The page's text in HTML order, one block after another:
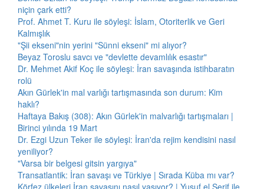
niçin çark etti?
Prof. Ahmet T. Kuru ile söyleşi: İslam, Otoriterlik ve Geri
Kalmışlık
"Şii ekseni"nin yerini "Sünni ekseni" mi alıyor?
Beyaz Toroslu savcı ve "devlette devamlılık esastır"
Dr. Mehmet Akif Koç ile söyleşi: İran savaşında istihbaratın
rolü
Akın Gürlek'in mal varlığı tartışmasında son durum: Kim
haklı?
Haftaya Bakış (308): Akın Gürlek'in malvarlığı tartışmaları |
Birinci yılında 19 Mart
Dr. Ezgi Uzun Teker ile söyleşi: İran'da rejim kendisini nasıl
yeniliyor?
"Varsa bir belgesi gitsin yargıya"
Transatlantik: İran savaşı ve Türkiye | Sırada Küba mı var?
Körfez ülkeleri İran savaşını nasıl yaşıyor? | Yusuf el Şerif ile